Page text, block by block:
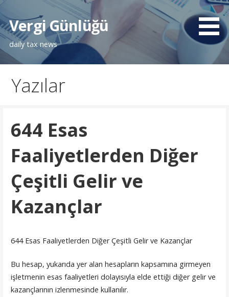
İçeriğe
atlaVergi Günlüğü
daily tax news
Yazılar
644 Esas
Faaliyetlerden Diğer
Çeşitli Gelir ve
Kazançlar
644 Esas Faaliyetlerden Diğer Çeşitli Gelir ve Kazançlar
Bu hesap, yukarıda yer alan hesapların kapsamına girmeyen
işletmenin esas faaliyetleri dolayısıyla elde ettiği diğer gelir ve
kazançlarının izlenmesinde kullanılır.